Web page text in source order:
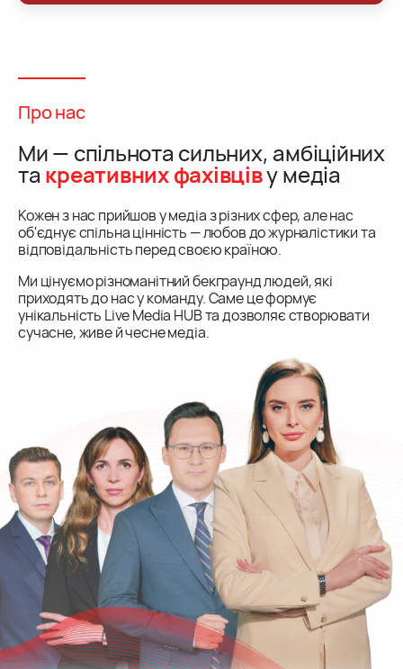
Про нас
Ми — спільнота сильних, амбіційних
та креативних фахівціву медіа
Кожен з нас прийшов у медіа з різних сфер, але нас
об'єднує спільна цінність — любов до журналістики та
відповідальність перед своєю країною.
Ми цінуємо різноманітний бекграунд людей, які
приходять до нас у команду. Саме це формує
унікальність Live Media HUB та дозволяє створювати
сучасне, живе й чесне медіа.